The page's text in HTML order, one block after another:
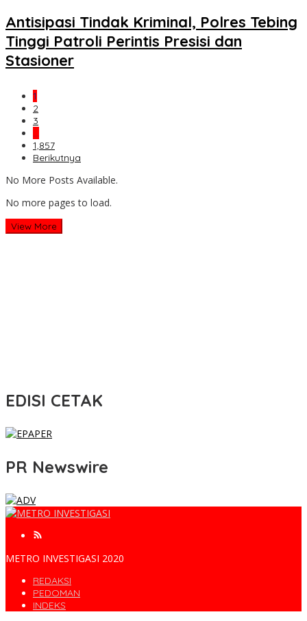
Antisipasi Tindak Kriminal, Polres Tebing
Tinggi Patroli Perintis Presisi dan
Stasioner
1
2
3
…
1,857
Berikutnya
No More Posts Available.
No more pages to load.
View More
EDISI CETAK
PR Newswire
METRO INVESTIGASI 2020
REDAKSI
PEDOMAN
INDEKS